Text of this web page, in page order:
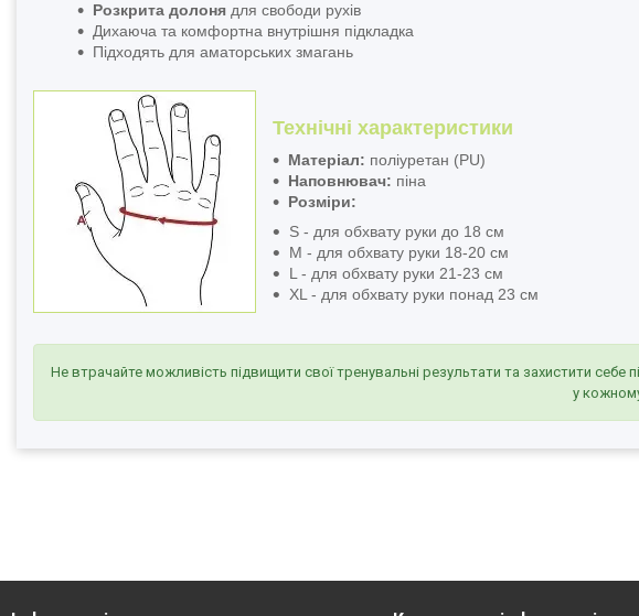
Розкрита долоня для свободи рухів
Дихаюча та комфортна внутрішня підкладка
Підходять для аматорських змагань
Технічні характеристики
Матеріал: поліуретан (PU)
Наповнювач: піна
Розміри:
S - для обхвату руки до 18 см
M - для обхвату руки 18-20 см
L - для обхвату руки 21-23 см
XL - для обхвату руки понад 23 см
Не втрачайте можливість підвищити свої тренувальні результати та захистити себе
у